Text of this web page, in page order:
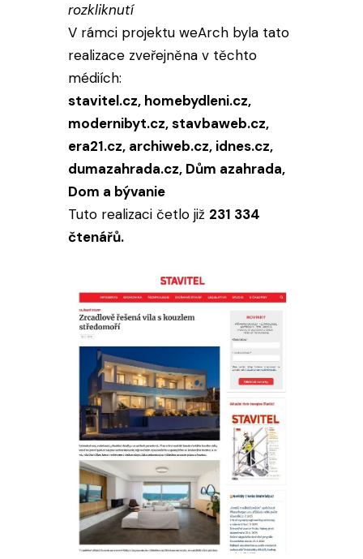
rozkliknutí
V rámci projektu weArch byla tato
realizace zveřejněna v těchto
médiích:
stavitel.cz, homebydleni.cz,
modernibyt.cz, stavbaweb.cz,
era21.cz, archiweb.cz, idnes.cz,
dumazahrada.cz, Dům azahrada,
Dom a bývanie
Tuto realizaci četlo již 231 334
čtenářů.